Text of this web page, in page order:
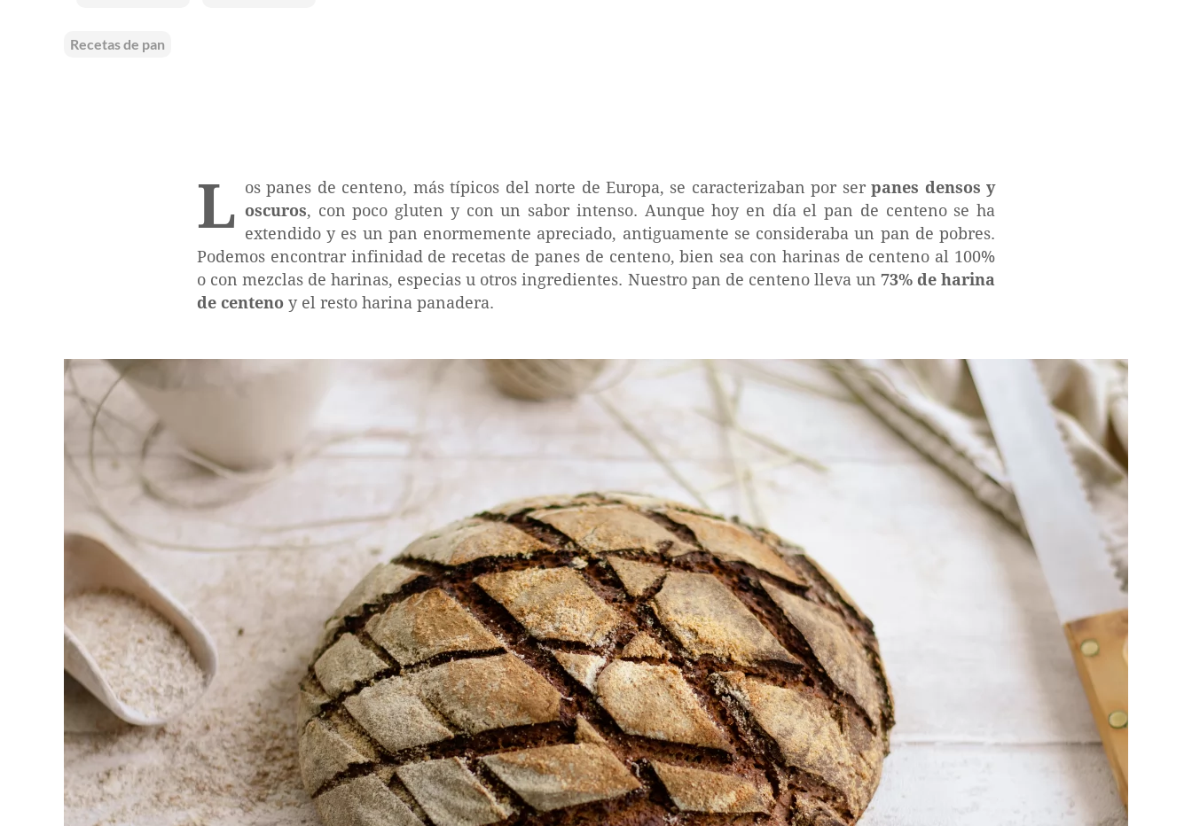
Recetas de pan
L os panes de centeno, más típicos del norte de Europa, se caracterizaban por serpanes densos y
oscuros, con poco gluten y con un sabor intenso. Aunque hoy en día el pan de centeno se ha
extendido y es un pan enormemente apreciado, antiguamente se consideraba un pan de pobres.
Podemos encontrar infinidad de recetas de panes de centeno, bien sea con harinas de centeno al 100%
o con mezclas de harinas, especias u otros ingredientes. Nuestro pan de centeno lleva un 73% de harina
de centeno y el resto harina panadera.